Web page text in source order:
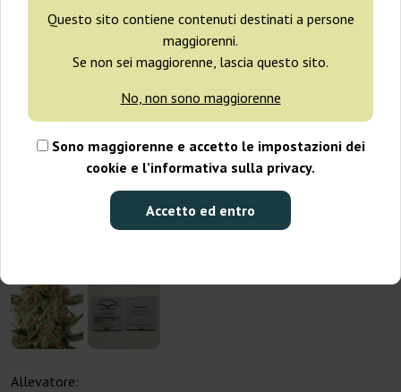
Questo sito contiene contenuti destinati a persone
maggiorenni.
Se non sei maggiorenne, lascia questo sito.
No, non sono maggiorenne
Sono maggiorenne e accetto le impostazioni dei
cookie e l’informativa sulla privacy.
Accetto ed entro
Allevatore: